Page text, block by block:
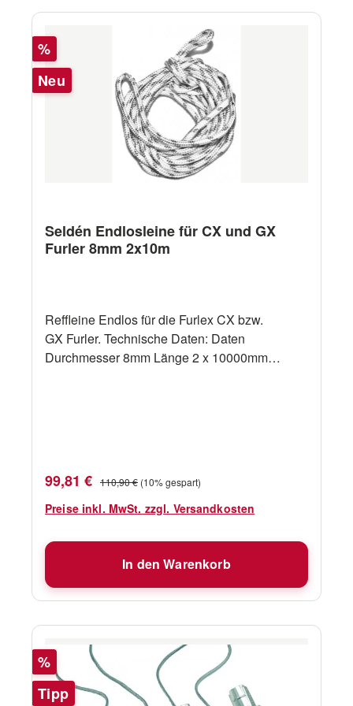
Rabatt
%
Neu
Seldén Endlosleine für CX und GX
Furler 8mm 2x10m
Reffleine Endlos für die Furlex CX bzw.
GX Furler. Technische Daten: Daten
Durchmesser 8mm Länge 2 x 10000mm
Verkaufspreis:
99,81 € Regulärer Preis:
110,90 € (10% gespart)
Preise inkl. MwSt. zzgl. Versandkosten
In den Warenkorb
Rabatt
%
Tipp